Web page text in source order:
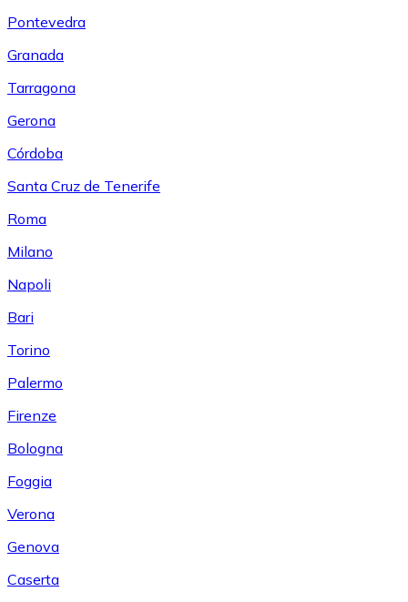
Pontevedra
Granada
Tarragona
Gerona
Córdoba
Santa Cruz de Tenerife
Roma
Milano
Napoli
Bari
Torino
Palermo
Firenze
Bologna
Foggia
Verona
Genova
Caserta